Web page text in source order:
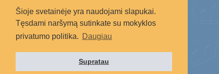
Šioje svetainėje yra naudojami slapukai.
Tęsdami naršymą sutinkate su mokyklos
privatumo politika. Daugiau
Supratau
Kauno miesto savivaldybė